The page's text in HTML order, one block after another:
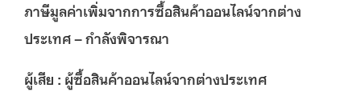
ภาษีมูลค่าเพิ่มจากการซื้อสินค้าออนไลน์จากต่าง
ประเทศ–กำลังพิจารณา
ผู้เสีย : ผู้ซื้อสินค้าออนไลน์จากต่างประเทศ